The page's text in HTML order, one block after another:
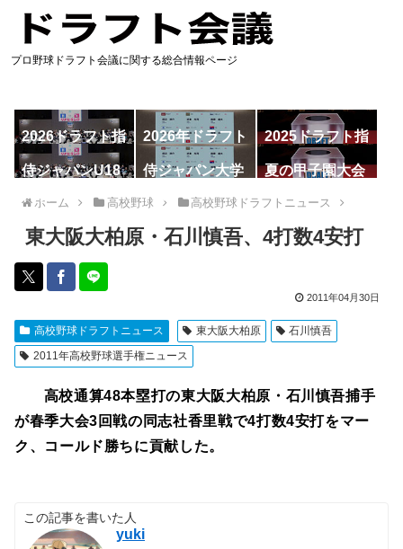
プロ野球ドラフト会議に関する総合情報ページ
2026ドラフト指
名予想
2026年ドラフト
候補
2025ドラフト指
名一覧
侍ジャパンU18
代表
侍ジャパン大学
代表
夏の甲子園大会
ホーム 高校野球 高校野球ドラフトニュース
東大阪大柏原・石川慎吾、4打数4安打
2011年04月30日
高校野球ドラフトニュース 東大阪大柏原
石川慎吾
2011年高校野球選手権ニュース
高校通算48本塁打の東大阪大柏原・石川慎吾捕手
が春季大会3回戦の同志社香里戦で4打数4安打をマー
ク、コールド勝ちに貢献した。
この記事を書いた人
yuki